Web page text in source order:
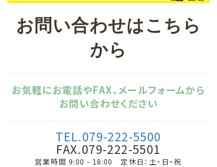
お問い合わせはこちら
から
お気軽にお電話やFAX、メールフォームから
お問い合わせください
TEL.079-222-5500
FAX.079-222-5501
営業時間 9:00 - 18:00 定休日：土・日・祝